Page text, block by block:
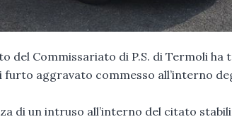
del Commissariato di P.S. di Termoli ha
aggravato commesso all’interno
di un intruso all’interno del citato